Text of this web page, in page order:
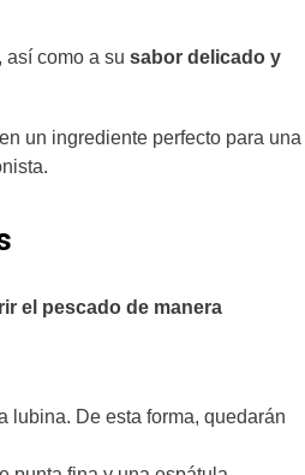
, así como a su sabor delicado y
un ingrediente perfecto para una
el pescado de manera
lubina. De esta forma, quedarán